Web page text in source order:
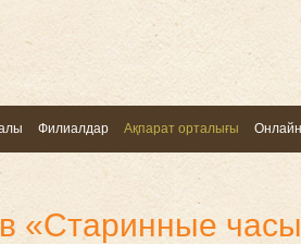
Филиалдар Ақпарат орталығы Онлайн
«Старинные